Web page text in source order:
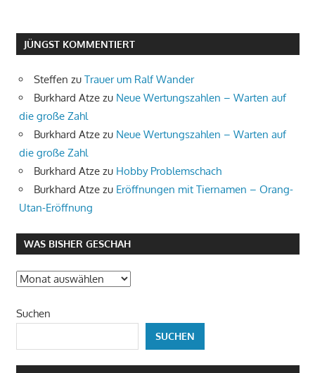
JÜNGST KOMMENTIERT
Steffen zu Trauer um Ralf Wander
Burkhard Atze zu Neue Wertungszahlen – Warten auf
die große Zahl
Burkhard Atze zu Neue Wertungszahlen – Warten auf
die große Zahl
Burkhard Atze zu Hobby Problemschach
Burkhard Atze zu Eröffnungen mit Tiernamen – Orang-
Utan-Eröffnung
WAS BISHER GESCHAH
Was
geschah
Suchen
SUCHEN